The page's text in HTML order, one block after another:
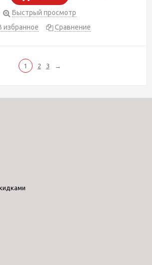
Быстрый просмотр
избранное
Сравнение
1 2 3 →